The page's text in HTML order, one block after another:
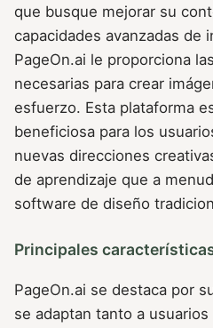
que busque mejorar su
capacidades avanzadas de
PageOn.ai le proporciona
necesarias para crear
esfuerzo. Esta plataforma
beneficiosa para los
nuevas direcciones
de aprendizaje que a
software de diseño
Principales
PageOn.ai se destaca por
se adaptan tanto a